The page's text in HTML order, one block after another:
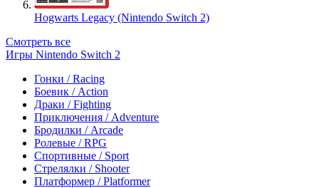
Hogwarts Legacy (Nintendo Switch 2)
Смотреть все
Игры Nintendo Switch 2
Гонки / Racing
Боевик / Action
Драки / Fighting
Приключения / Adventure
Бродилки / Arcade
Ролевые / RPG
Спортивные / Sport
Стрелялки / Shooter
Платформер / Platformer